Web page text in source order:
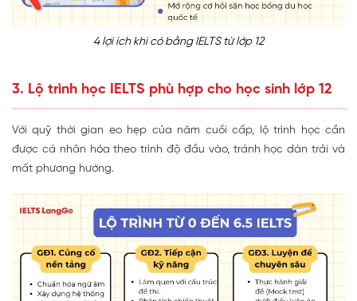
4 lợi ích khi có bằng IELTS từ lớp 12
3. Lộ trình học IELTS phù hợp cho học sinh lớp 12
Với quỹ thời gian eo hẹp của năm cuối cấp, lộ trình học cần
được cá nhân hóa theo trình độ đầu vào, tránh học dàn trải và
mất phương hướng.